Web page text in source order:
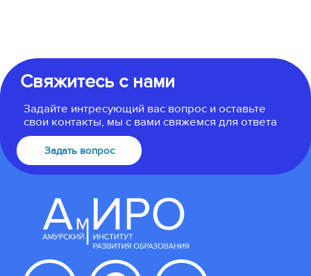
Свяжитесь с нами
Задайте интресующий вас вопрос и оставьте
свои контакты, мы с вами свяжемся для ответа
Задать вопрос